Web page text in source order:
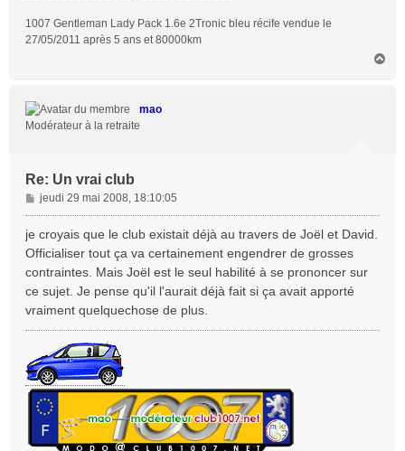
1007 Gentleman Lady Pack 1.6e 2Tronic bleu récife vendue le
27/05/2011 après 5 ans et 80000km
mao
Modérateur à la retraite
Re: Un vrai club
M
e
s
s
g
e
jeudi 29 mai 2008, 18:10:05
je croyais que le club existait déjà au travers de Joël et David.
Officialiser tout ça va certainement engendrer de grosses
contraintes. Mais Joël est le seul habilité à se prononcer sur
ce sujet. Je pense qu'il l'aurait déjà fait si ça avait apporté
vraiment quelquechose de plus.